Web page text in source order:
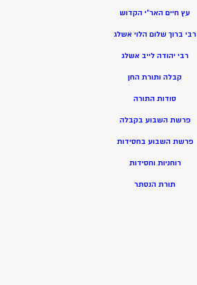
עץ חיים האר”י הקדוש
רבי ברוך שלום הלוי אשלג
רבי יהודה לייב אשלג
קבלה ותורת החן
סודות התורה
פרשת השבוע בקבלה
פרשת השבוע בחסידות
רוחניות וחסידות
תורת הנסתר